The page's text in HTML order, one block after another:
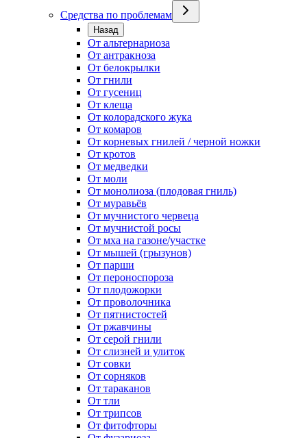
Средства по проблемам
Назад
От альтернариоза
От антракноза
От белокрылки
От гнили
От гусениц
От клеща
От колорадского жука
От комаров
От корневых гнилей / черной ножки
От кротов
От медведки
От моли
От монолиоза (плодовая гниль)
От муравьёв
От мучнистого червеца
От мучнистой росы
От мха на газоне/участке
От мышей (грызунов)
От парши
От пероноспороза
От плодожорки
От проволочника
От пятнистостей
От ржавчины
От серой гнили
От слизней и улиток
От совки
От сорняков
От тараканов
От тли
От трипсов
От фитофторы